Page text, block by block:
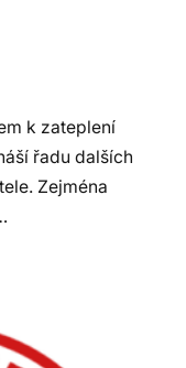
k zateplení
řadu dalších
Zejména